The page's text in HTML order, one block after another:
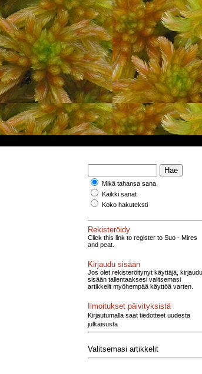
Mikä tahansa sana
Kaikki sanat
Koko hakuteksti
Rekisteröidy
Click this link to register to Suo - Mires
and peat.
Kirjaudu sisään
Jos olet rekisteröitynyt käyttäjä, kirjaudu
sisään tallentaaksesi valitsemasi
artikkelit myöhempää käyttöä varten.
Ilmoitukset päivityksistä
Kirjautumalla saat tiedotteet uudesta
julkaisusta
Valitsemasi artikkelit